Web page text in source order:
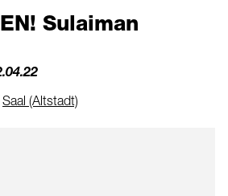
Sulaiman
Saal (Altstadt)